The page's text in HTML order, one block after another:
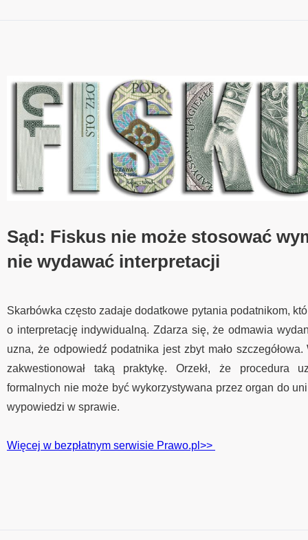
Sąd: Fiskus nie może stosować
nie wydawać interpretacji
Skarbówka często zadaje dodatkowe pytania podatnikom,
o interpretację indywidualną. Zdarza się, że odmawia
uzna, że odpowiedź podatnika jest zbyt mało szczegółowa.
zakwestionował taką praktykę. Orzekł, że procedura
formalnych nie może być wykorzystywana przez organ do
wypowiedzi w sprawie.
Więcej w bezpłatnym serwisie Prawo.pl>>